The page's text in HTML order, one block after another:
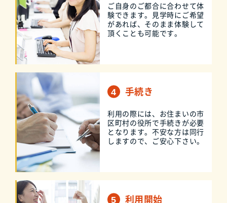
ご自身のご都合に合わせて体
験できます。見学時にご希望
があれば、そのまま体験して
頂くことも可能です。
手続き
利用の際には、お住まいの市
区町村の役所で手続きが必要
となります。不安な方は同行
しますので、ご安心下さい。
利用開始